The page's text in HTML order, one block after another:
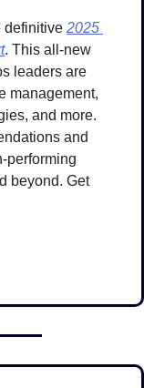
definitive 2025
. This all-new
leaders are
management,
and more.
and
performing
beyond. Get